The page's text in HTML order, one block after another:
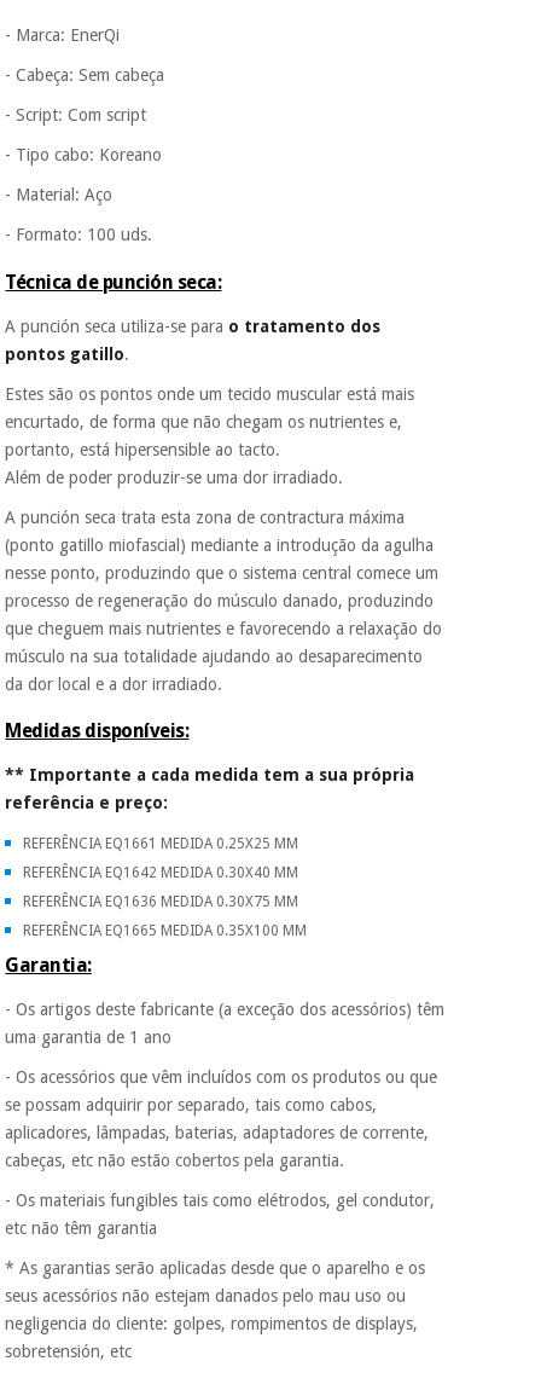
- Marca: EnerQi
- Cabeça: Sem cabeça
- Script: Com script
- Tipo cabo: Koreano
- Material: Aço
- Formato: 100 uds.
Técnica de punción seca:
A punción seca utiliza-se para o tratamento dos
pontos gatillo.
Estes são os pontos onde um tecido muscular está mais
encurtado, de forma que não chegam os nutrientes e,
portanto, está hipersensible ao tacto.
Além de poder produzir-se uma dor irradiado.
A punción seca trata esta zona de contractura máxima
(ponto gatillo miofascial) mediante a introdução da agulha
nesse ponto, produzindo que o sistema central comece um
processo de regeneração do músculo danado, produzindo
que cheguem mais nutrientes e favorecendo a relaxação do
músculo na sua totalidade ajudando ao desaparecimento
da dor local e a dor irradiado.
Medidas disponíveis:
** Importante a cada medida tem a sua própria
referência e preço:
REFERÊNCIA EQ1661 MEDIDA 0.25X25 MM
REFERÊNCIA EQ1642 MEDIDA 0.30X40 MM
REFERÊNCIA EQ1636 MEDIDA 0.30X75 MM
REFERÊNCIA EQ1665 MEDIDA 0.35X100 MM
Garantia:
- Os artigos deste fabricante (a exceção dos acessórios) têm
uma garantia de 1 ano
- Os acessórios que vêm incluídos com os produtos ou que
se possam adquirir por separado, tais como cabos,
aplicadores, lâmpadas, baterias, adaptadores de corrente,
cabeças, etc não estão cobertos pela garantia.
- Os materiais fungibles tais como elétrodos, gel condutor,
etc não têm garantia
* As garantias serão aplicadas desde que o aparelho e os
seus acessórios não estejam danados pelo mau uso ou
negligencia do cliente: golpes, rompimentos de displays,
sobretensión, etc